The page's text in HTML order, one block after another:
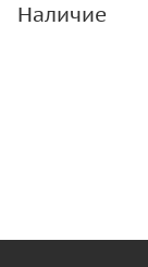
Наличие